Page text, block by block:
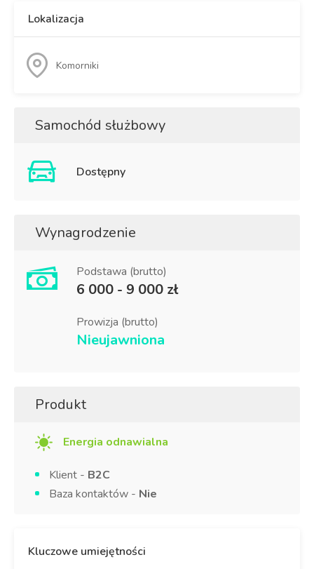
Lokalizacja
Komorniki
Samochód służbowy
Dostępny
Wynagrodzenie
Podstawa (brutto)
6 000 - 9 000 zł
Prowizja (brutto)
Nieujawniona
Produkt
Energia odnawialna
Klient - B2C
Baza kontaktów - Nie
Kluczowe umiejętności